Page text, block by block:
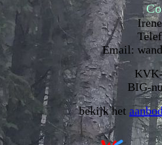
Email:
BIG-
bekijk het